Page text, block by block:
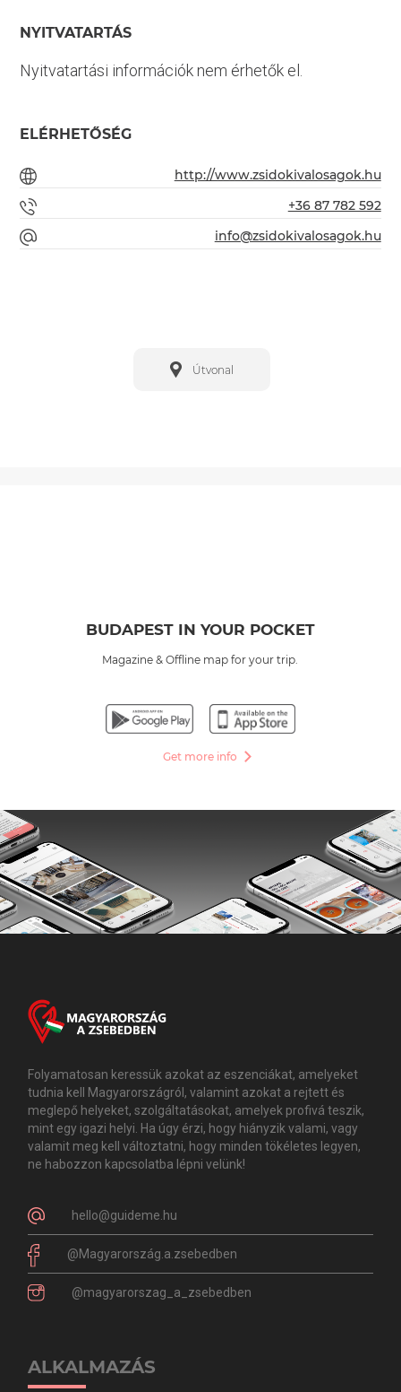
NYITVATARTÁS
Nyitvatartási információk nem érhetők el.
ELÉRHETŐSÉG
http://www.zsidokivalosagok.hu
+36 87 782 592
info@zsidokivalosagok.hu
Útvonal
BUDAPEST IN YOUR POCKET
Magazine & Offline map for your trip.
Get more info
Folyamatosan keressük azokat az eszenciákat, amelyeket
tudnia kell Magyarországról, valamint azokat a rejtett és
meglepő helyeket, szolgáltatásokat, amelyek profivá teszik,
mint egy igazi helyi. Ha úgy érzi, hogy hiányzik valami, vagy
valamit meg kell változtatni, hogy minden tökéletes legyen,
ne habozzon kapcsolatba lépni velünk!
hello@guideme.hu
@Magyarország.a.zsebedben
@magyarorszag_a_zsebedben
ALKALMAZÁS